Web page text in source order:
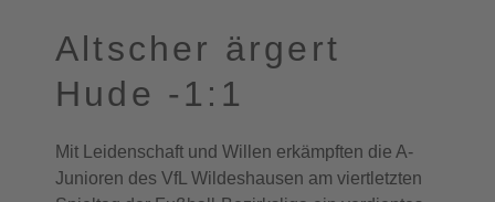
Altscher ärgert
Hude -1:1
Mit Leidenschaft und Willen erkämpften die A-
Junioren des VfL Wildeshausen am viertletzten